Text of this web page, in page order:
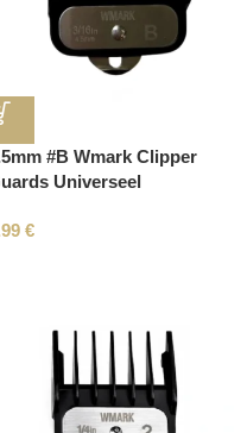
#B Wmark Clipper
Universeel
€